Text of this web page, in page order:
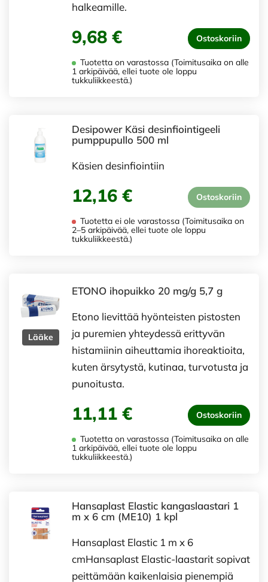
halkeamille.
9,68 € Ostoskoriin
Tuotetta on varastossa (Toimitusaika on alle
1 arkipäivää, ellei tuote ole loppu
tukkuliikkeestä.)
Desipower Käsi desinfiointigeeli
pumppupullo 500 ml
Käsien desinfiointiin
12,16 € Ostoskoriin
Tuotetta ei ole varastossa (Toimitusaika on
2–5 arkipäivää, ellei tuote ole loppu
tukkuliikkeestä.)
Lääke
ETONO ihopuikko 20 mg/g 5,7 g
Etono lievittää hyönteisten pistosten
ja puremien yhteydessä erittyvän
histamiinin aiheuttamia ihoreaktioita,
kuten ärsytystä, kutinaa, turvotusta ja
punoitusta.
11,11 € Ostoskoriin
Tuotetta on varastossa (Toimitusaika on alle
1 arkipäivää, ellei tuote ole loppu
tukkuliikkeestä.)
Hansaplast Elastic kangaslaastari 1
m x 6 cm (ME10) 1 kpl
Hansaplast Elastic 1 m x 6
cmHansaplast Elastic-laastarit sopivat
peittämään kaikenlaisia pienempiä